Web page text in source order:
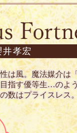
井孝宏
は風。魔法媒介は「
指す優等生…のよ
数はプライスレス